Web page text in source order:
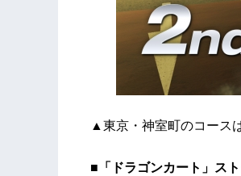
▲東京・神室町のコース
■「ドラゴンカート」ス